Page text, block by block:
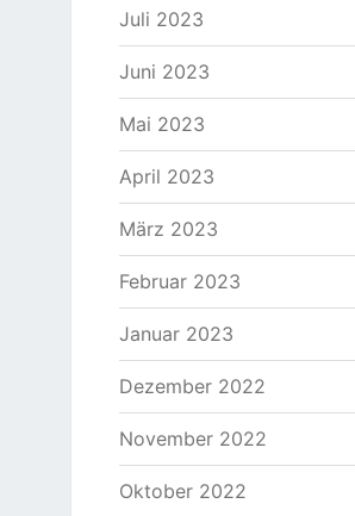
Juli 2023
Juni 2023
Mai 2023
April 2023
März 2023
Februar 2023
Januar 2023
Dezember 2022
November 2022
Oktober 2022